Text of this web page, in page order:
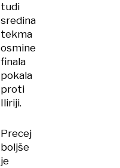
tudi
sredina
tekma
osmine
finala
pokala
proti
Iliriji.
Precej
boljše
je